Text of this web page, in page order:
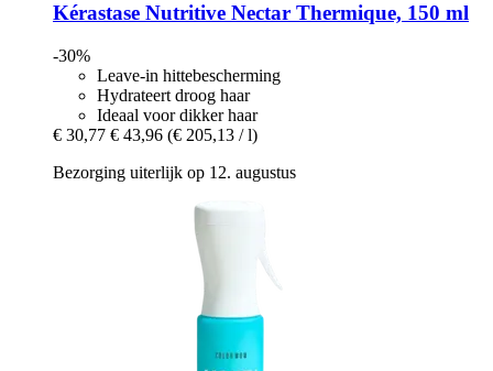
Kérastase Nutritive Nectar Thermique, 150 ml
-30%
Leave-in hittebescherming
Hydrateert droog haar
Ideaal voor dikker haar
€ 30,77 € 43,96 (€ 205,13 / l)
Bezorging uiterlijk op 12. augustus